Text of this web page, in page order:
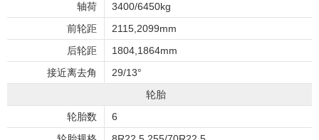
轴荷
3400/6450kg
前轮距
2115,2099mm
后轮距
1804,1864mm
接近离去角
29/13°
轮胎
轮胎数
6